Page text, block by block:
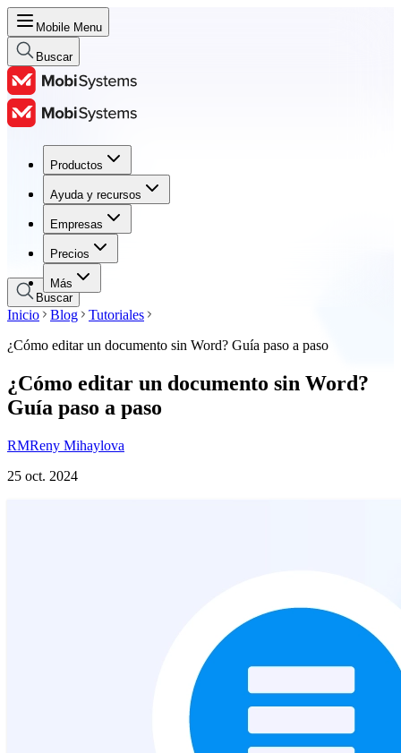
Mobile Menu
Buscar
Productos
Ayuda y recursos
Empresas
Precios
Más
Productos
Ayuda y recursos
Empresas
Precios
Buscar
Inicio Blog
Tutoriales
¿Cómo editar un documento sin Word? Guía paso a paso
¿Cómo editar un documento sin Word?
Guía paso a paso
RMReny Mihaylova
25 oct. 2024